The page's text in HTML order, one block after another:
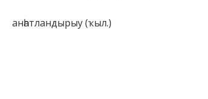
анһатландырыу (ҡыл.)